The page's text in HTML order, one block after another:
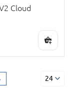
Cloud
24